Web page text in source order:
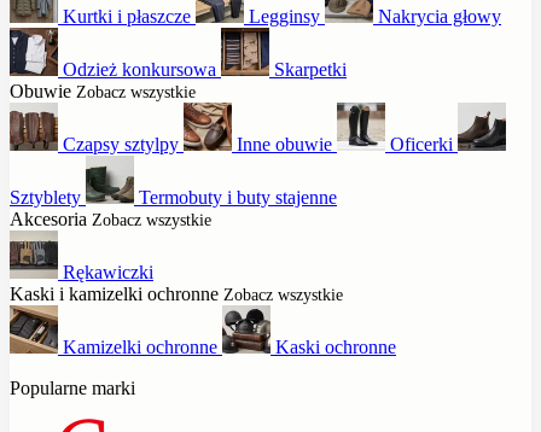
Kurtki i płaszcze Legginsy Nakrycia głowy
Odzież konkursowa
Skarpetki
Obuwie Zobacz wszystkie
Czapsy sztylpy Inne obuwie Oficerki
Sztyblety
Termobuty i buty stajenne
Akcesoria Zobacz wszystkie
Rękawiczki
Kaski i kamizelki ochronne Zobacz wszystkie
Kamizelki ochronne
Kaski ochronne
Popularne marki